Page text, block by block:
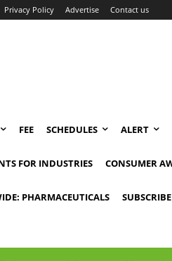
Privacy Policy Advertise Contact us
FEE SCHEDULES ALERT
FOR INDUSTRIES CONSUMER
PHARMACEUTICALS SUBSCRIBE